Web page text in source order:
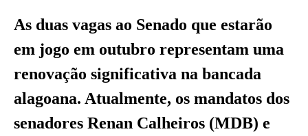
As duas vagas ao Senado que estarão
em jogo em outubro representam uma
renovação significativa na bancada
alagoana. Atualmente, os mandatos dos
senadores Renan Calheiros (MDB) e